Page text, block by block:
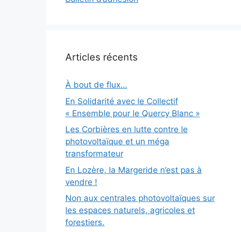
Articles récents
À bout de flux…
En Solidarité avec le Collectif
« Ensemble pour le Quercy Blanc »
Les Corbières en lutte contre le
photovoltaïque et un méga
transformateur
En Lozère, la Margeride n’est pas à
vendre !
Non aux centrales photovoltaïques sur
les espaces naturels, agricoles et
forestiers.